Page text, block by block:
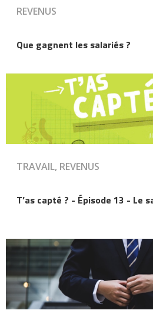
REVENUS
Que gagnent les salariés ?
TRAVAIL, REVENUS
T’as capté ? - Épisode 13 - Le